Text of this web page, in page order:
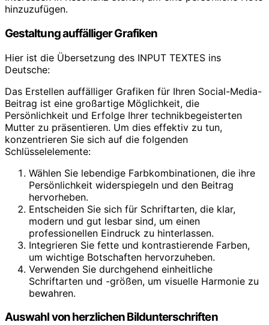
hinzuzufügen.
Gestaltung auffälliger Grafiken
Hier ist die Übersetzung des INPUT TEXTES ins
Deutsche:
Das Erstellen auffälliger Grafiken für Ihren Social-Media-
Beitrag ist eine großartige Möglichkeit, die
Persönlichkeit und Erfolge Ihrer technikbegeisterten
Mutter zu präsentieren. Um dies effektiv zu tun,
konzentrieren Sie sich auf die folgenden
Schlüsselelemente:
Wählen Sie lebendige Farbkombinationen, die ihre
Persönlichkeit widerspiegeln und den Beitrag
hervorheben.
Entscheiden Sie sich für Schriftarten, die klar,
modern und gut lesbar sind, um einen
professionellen Eindruck zu hinterlassen.
Integrieren Sie fette und kontrastierende Farben,
um wichtige Botschaften hervorzuheben.
Verwenden Sie durchgehend einheitliche
Schriftarten und -größen, um visuelle Harmonie zu
bewahren.
Auswahl von herzlichen Bildunterschriften